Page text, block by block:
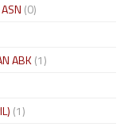
(0)
ABK(1)
(1)